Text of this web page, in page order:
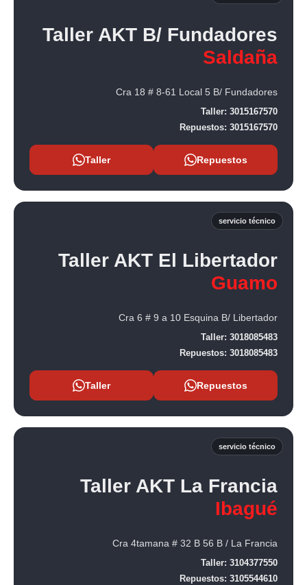
Taller AKT B/ Fundadores
Saldaña
Cra 18 # 8-61 Local 5 B/ Fundadores
Taller: 3015167570
Repuestos: 3015167570
Taller Repuestos
servicio técnico
Taller AKT El Libertador
Guamo
Cra 6 # 9 a 10 Esquina B/ Libertador
Taller: 3018085483
Repuestos: 3018085483
Taller Repuestos
servicio técnico
Taller AKT La Francia
Ibagué
Cra 4tamana # 32 B 56 B / La Francia
Taller: 3104377550
Repuestos: 3105544610